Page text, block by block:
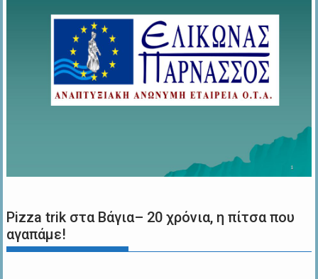
Pizza trik στα Βάγια– 20 χρόνια, η πίτσα που
αγαπάμε!